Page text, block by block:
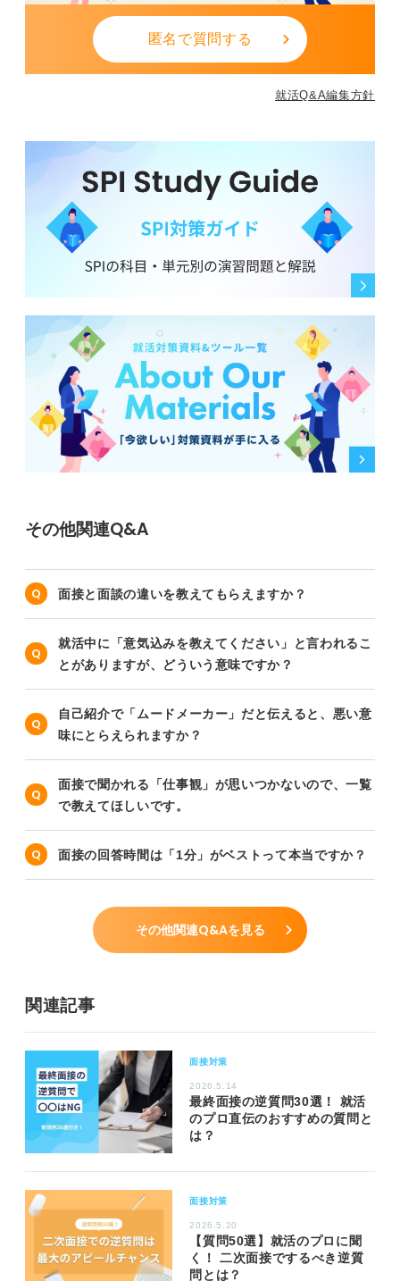
匿名で質問する
就活Q&A編集方針
その他関連Q&A
面接と面談の違いを教えてもらえますか？
就活中に「意気込みを教えてください」と言われるこ
とがありますが、どういう意味ですか？
自己紹介で「ムードメーカー」だと伝えると、悪い意
味にとらえられますか？
面接で聞かれる「仕事観」が思いつかないので、一覧
で教えてほしいです。
面接の回答時間は「1分」がベストって本当ですか？
その他関連Q&Aを見る
関連記事
面接対策
2026.5.14
最終面接の逆質問30選！ 就活
のプロ直伝のおすすめの質問と
は？
面接対策
2026.5.20
【質問50選】就活のプロに聞
く！ 二次面接でするべき逆質
問とは？